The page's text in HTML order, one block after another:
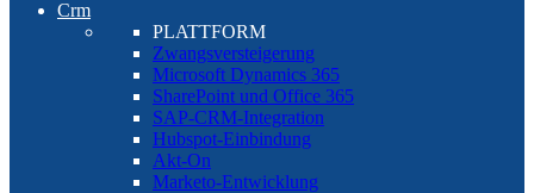
Crm
PLATTFORM
Zwangsversteigerung
Microsoft Dynamics 365
SharePoint und Office 365
SAP-CRM-Integration
Hubspot-Einbindung
Akt-On
Marketo-Entwicklung